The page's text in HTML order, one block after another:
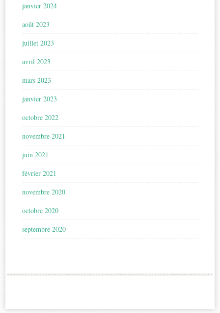
janvier 2024
août 2023
juillet 2023
avril 2023
mars 2023
janvier 2023
octobre 2022
novembre 2021
juin 2021
février 2021
novembre 2020
octobre 2020
septembre 2020